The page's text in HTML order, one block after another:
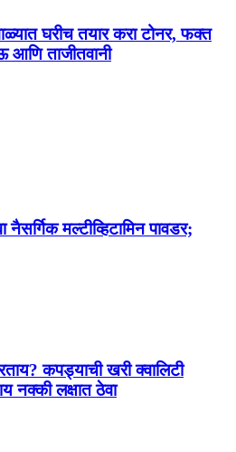
घरीच तयार करा टोनर, फक्त
आणि ताजीतवानी
नैसर्गिक मल्टीव्हिटामिन पावडर;
कपड्याची खरी क्वालिटी
नक्की लक्षात ठेवा